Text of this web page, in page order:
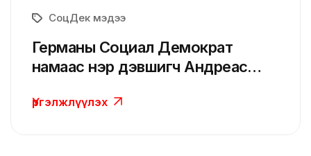
СоцДек мэдээ
Германы Социал Демократ
намаас нэр дэвшигч Андреас
хотын даргын сонгуульд ялалт
Үргэлжлүүлэх